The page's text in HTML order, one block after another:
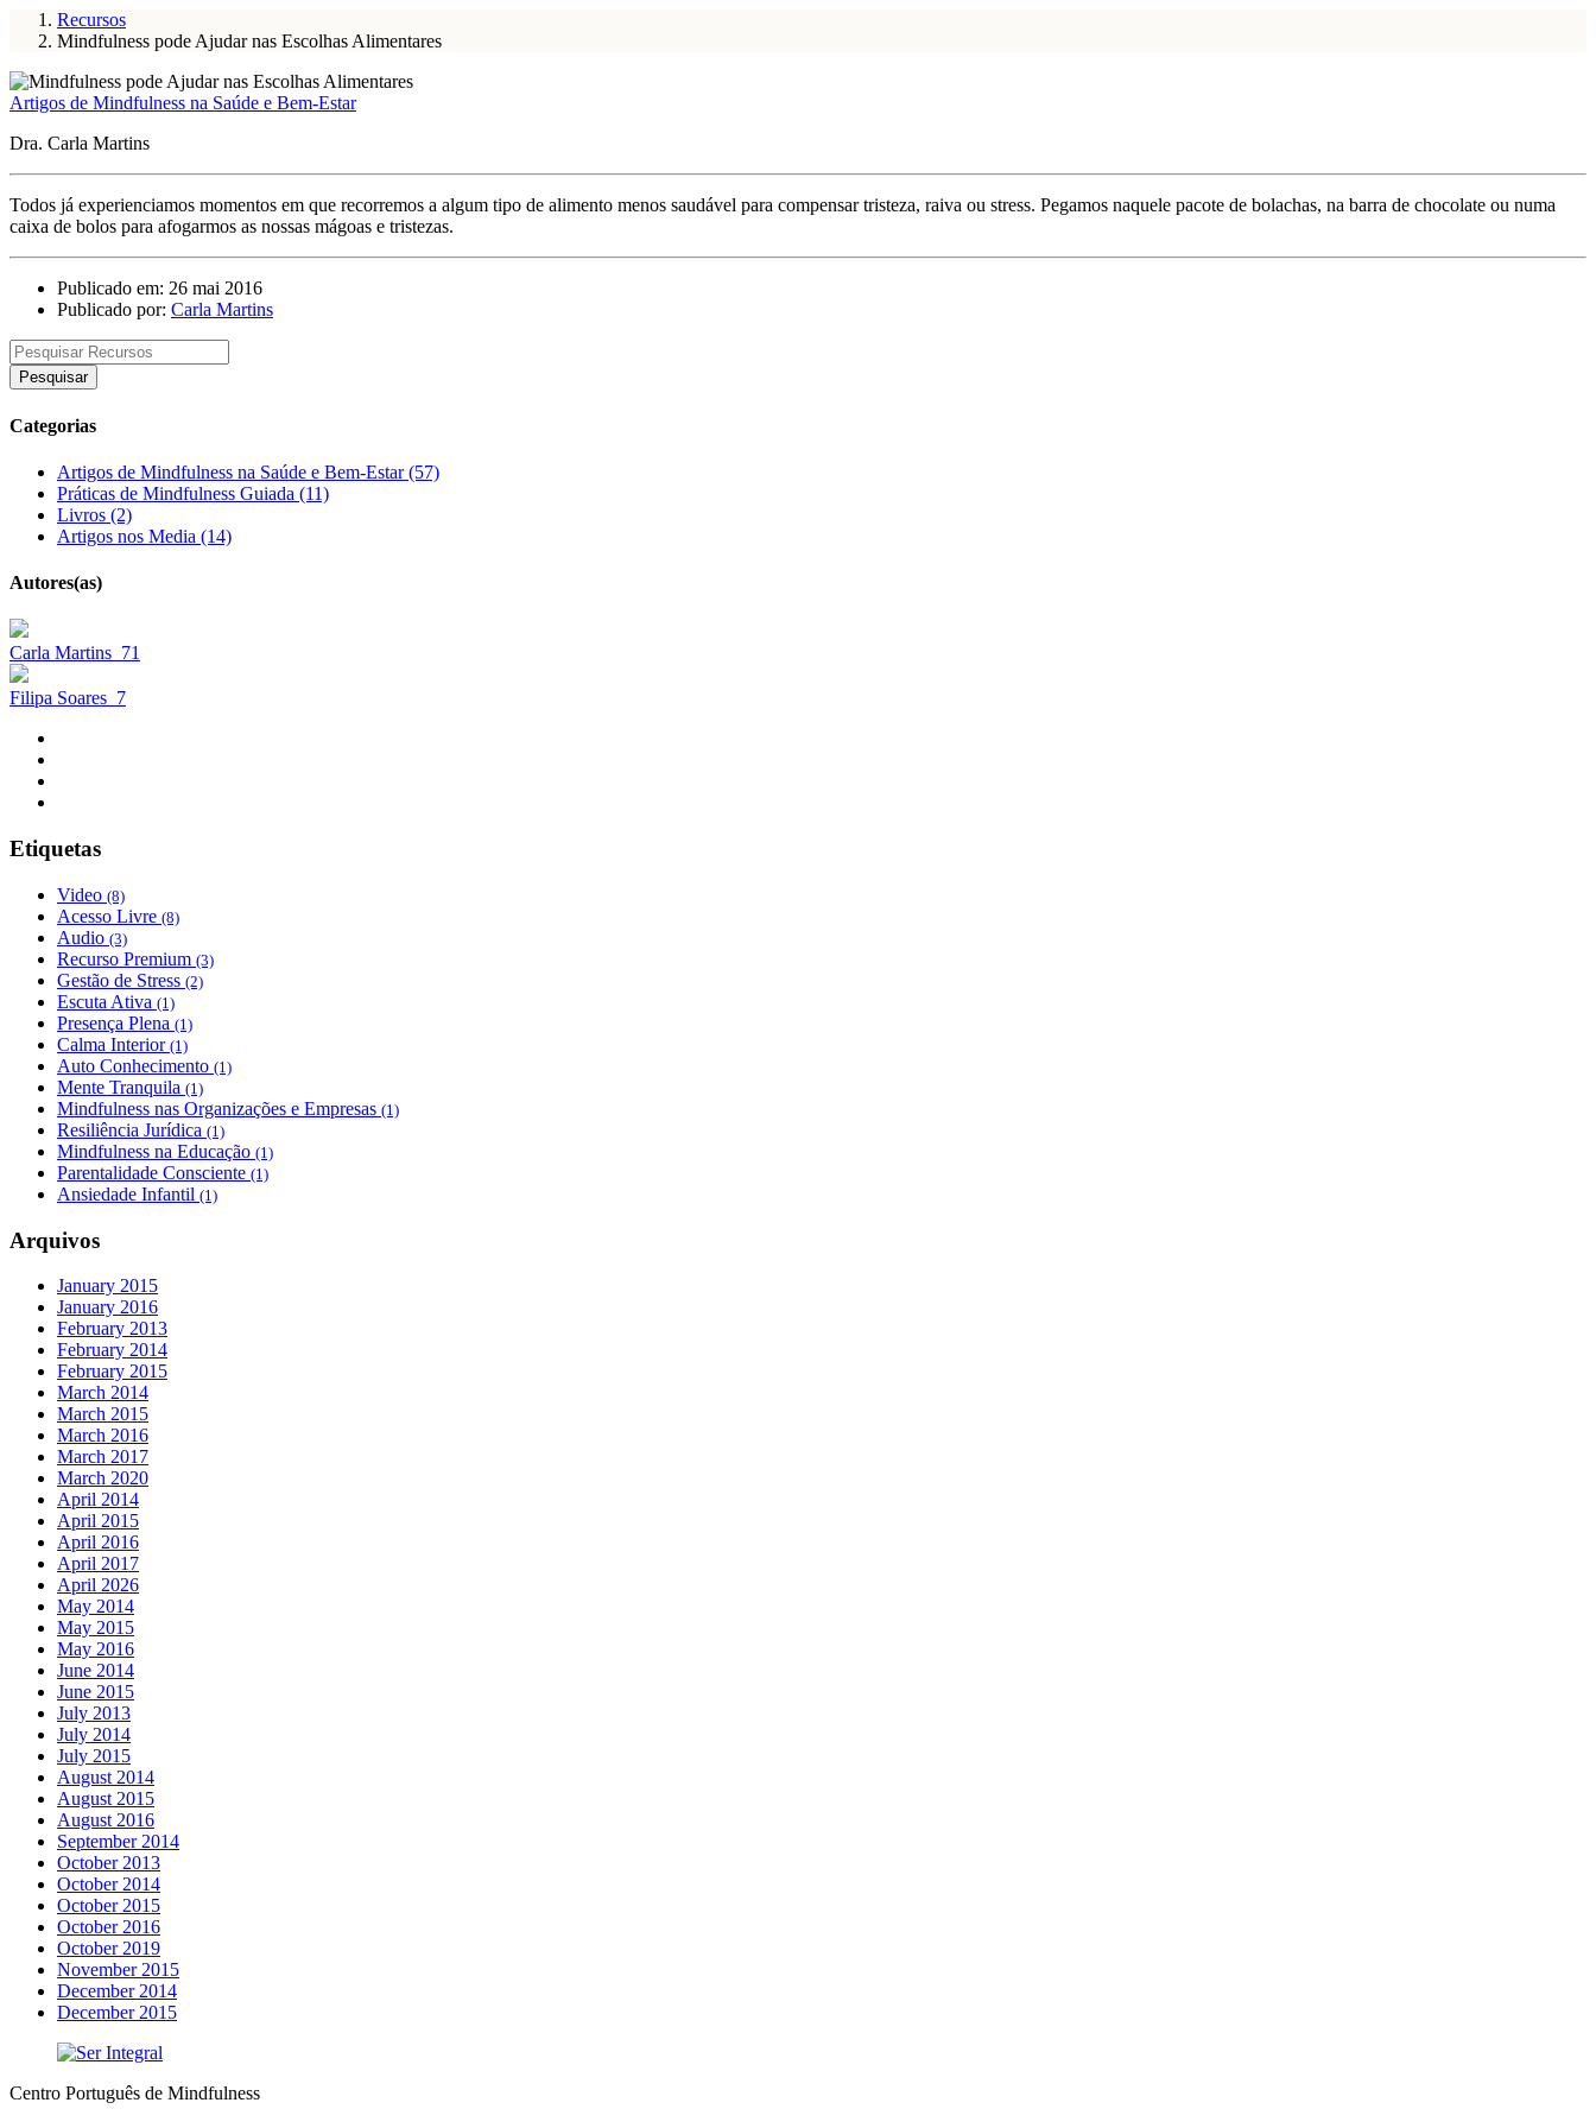
Recursos
Mindfulness pode Ajudar nas Escolhas Alimentares
Artigos de Mindfulness na Saúde e Bem-Estar
Dra. Carla Martins
Todos já experienciamos momentos em que recorremos a algum tipo de alimento menos saudável para compensar tristeza, raiva ou stress. Pegamos naquele pacote de bolachas, na barra de chocolate ou numa
caixa de bolos para afogarmos as nossas mágoas e tristezas.
Publicado em: 26 mai 2016
Publicado por: Carla Martins
Pesquisar
Categorias
Artigos de Mindfulness na Saúde e Bem-Estar (57)
Práticas de Mindfulness Guiada (11)
Livros (2)
Artigos nos Media (14)
Autores(as)
Carla Martins 71
Filipa Soares 7
Etiquetas
Video (8)
Acesso Livre (8)
Audio (3)
Recurso Premium (3)
Gestão de Stress (2)
Escuta Ativa (1)
Presença Plena (1)
Calma Interior (1)
Auto Conhecimento (1)
Mente Tranquila (1)
Mindfulness nas Organizações e Empresas (1)
Resiliência Jurídica (1)
Mindfulness na Educação (1)
Parentalidade Consciente (1)
Ansiedade Infantil (1)
Arquivos
January 2015
January 2016
February 2013
February 2014
February 2015
March 2014
March 2015
March 2016
March 2017
March 2020
April 2014
April 2015
April 2016
April 2017
April 2026
May 2014
May 2015
May 2016
June 2014
June 2015
July 2013
July 2014
July 2015
August 2014
August 2015
August 2016
September 2014
October 2013
October 2014
October 2015
October 2016
October 2019
November 2015
December 2014
December 2015
Centro Português de Mindfulness